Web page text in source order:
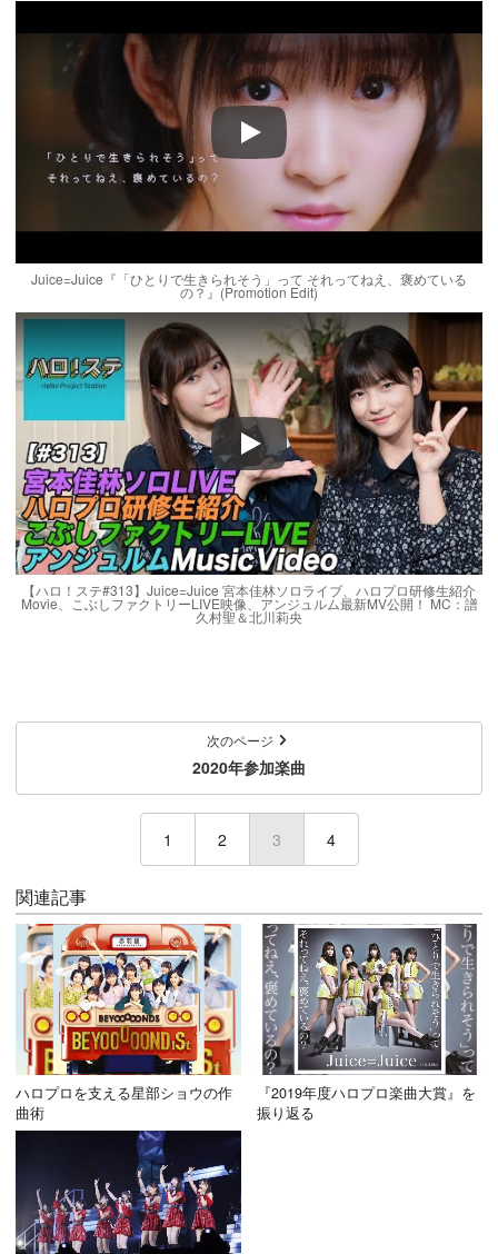
Play
Juice=Juice『「ひとりで生きられそう」って それってねえ、褒めている
の？』(Promotion Edit)
Play
【ハロ！ステ#313】Juice=Juice 宮本佳林ソロライブ、ハロプロ研修生紹介
Movie、こぶしファクトリーLIVE映像、アンジュルム最新MV公開！ MC：譜
久村聖＆北川莉央
次のページ
2020年参加楽曲
1 2 3 (current)
4
関連記事
ハロプロを支える星部ショウの作
曲術
『2019年度ハロプロ楽曲大賞』を
振り返る